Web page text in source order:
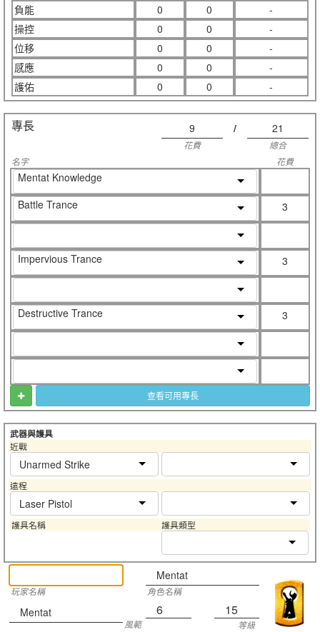
負能
0 0
-
操控
0 0
-
位移
0 0
-
感應
0 0
-
護佑
0 0 -
專長 9 / 21
花費
總合
名字
花費
Mentat Knowledge
Battle Trance
3
Impervious Trance 3
Destructive Trance 3
查看可用專長
武器與護具
近戰
Unarmed Strike
遠程
Laser Pistol
護具名稱 護具類型
Mentat
玩家名稱 角色名稱
Mentat 6 15
風範
等級